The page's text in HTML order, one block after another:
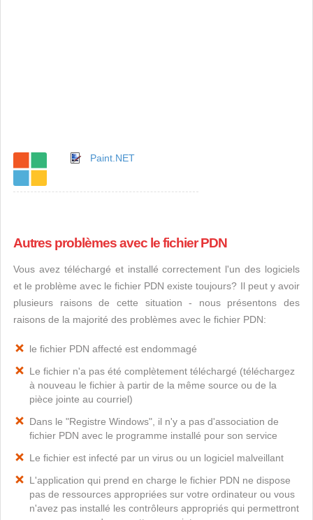
Paint.NET
Autres problèmes avec le fichier PDN
Vous avez téléchargé et installé correctement l'un des logiciels
et le problème avec le fichier PDN existe toujours? Il peut y avoir
plusieurs raisons de cette situation - nous présentons des
raisons de la majorité des problèmes avec le fichier PDN:
le fichier PDN affecté est endommagé
Le fichier n'a pas été complètement téléchargé (téléchargez
à nouveau le fichier à partir de la même source ou de la
pièce jointe au courriel)
Dans le "Registre Windows", il n'y a pas d'association de
fichier PDN avec le programme installé pour son service
Le fichier est infecté par un virus ou un logiciel malveillant
L'application qui prend en charge le fichier PDN ne dispose
pas de ressources appropriées sur votre ordinateur ou vous
n'avez pas installé les contrôleurs appropriés qui permettront